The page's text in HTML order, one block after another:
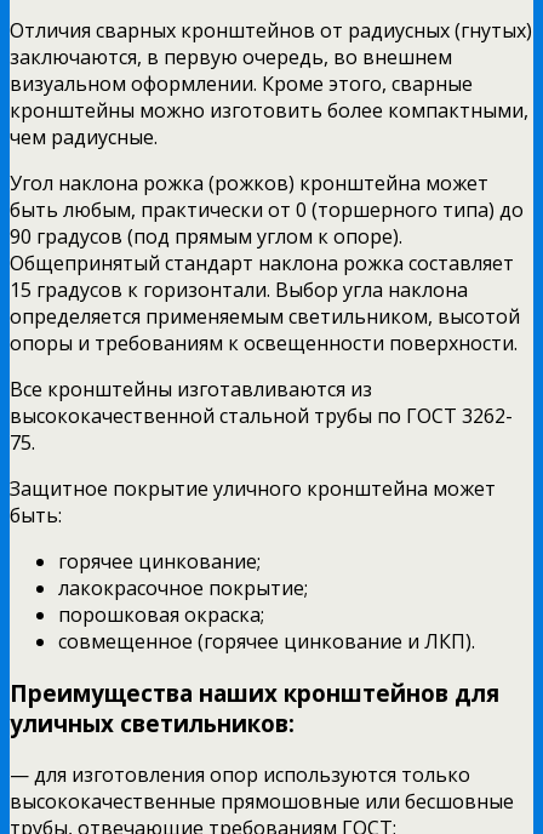
Отличия сварных кронштейнов от радиусных (гнутых)
заключаются, в первую очередь, во внешнем
визуальном оформлении. Кроме этого, сварные
кронштейны можно изготовить более компактными,
чем радиусные.
Угол наклона рожка (рожков) кронштейна может
быть любым, практически от 0 (торшерного типа) до
90 градусов (под прямым углом к опоре).
Общепринятый стандарт наклона рожка составляет
15 градусов к горизонтали. Выбор угла наклона
определяется применяемым светильником, высотой
опоры и требованиям к освещенности поверхности.
Все кронштейны изготавливаются из
высококачественной стальной трубы по ГОСТ 3262-
75.
Защитное покрытие уличного кронштейна может
быть:
горячее цинкование;
лакокрасочное покрытие;
порошковая окраска;
совмещенное (горячее цинкование и ЛКП).
Преимущества наших кронштейнов для
уличных светильников:
— для изготовления опор используются только
высококачественные прямошовные или бесшовные
трубы, отвечающие требованиям ГОСТ;